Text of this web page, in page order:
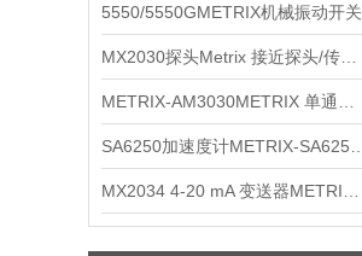
5550/5550GMETRIX机械振动开关